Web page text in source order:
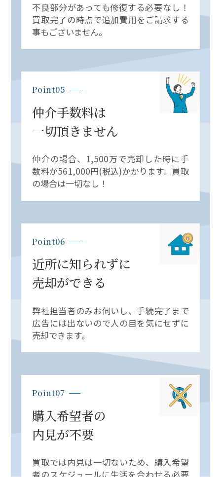
不良部分があっても修復する必要なし！
買取完了の時点で追加費用を ご請求する
事もございません。
Point05
仲介手数料は
一切頂きません
仲介の場合、1,500万で売却した時に手
数料が561,000円(税込)かかります。買取
の場合は一切なし！
Point06
近所に知られずに
売却ができる
弊社担当者のみお伺いし、手続完了まで
広告には出ないので人の目を気にせずに
売却できます。
Point07
購入希望者の
内見が不要
買取では内見は一切ないため、購入希望
者のスケジュールに生活を合わせる必要